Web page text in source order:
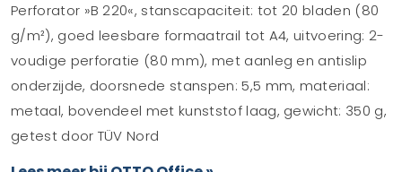
Perforator »B 220«, stanscapaciteit: tot 20 bladen (80
g/m²), goed leesbare formaatrail tot A4, uitvoering: 2-
voudige perforatie (80 mm), met aanleg en antislip
onderzijde, doorsnede stanspen: 5,5 mm, materiaal:
metaal, bovendeel met kunststof laag, gewicht: 350 g,
getest door TÜV Nord